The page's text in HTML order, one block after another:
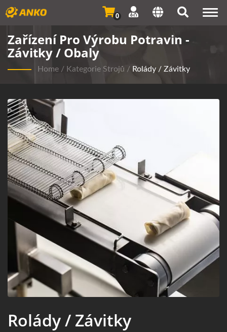
0
Zařízení Pro Výrobu Potravin -
Závitky / Obaly
Home / Kategorie Strojů / Rolády / Závitky
Rolády / Závitky